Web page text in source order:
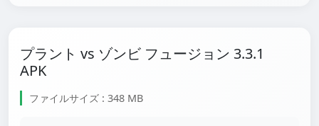
プラント vs ゾンビ フュージョン 3.3.1
APK
ファイルサイズ : 348 MB